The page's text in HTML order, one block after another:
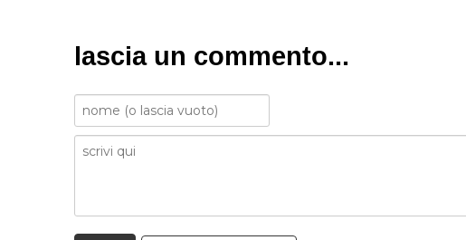
lascia un commento...